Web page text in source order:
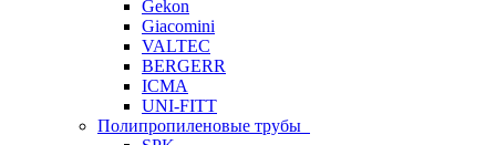
Gekon
Giacomini
VALTEC
BERGERR
ICMA
UNI-FITT
Полипропиленовые трубы